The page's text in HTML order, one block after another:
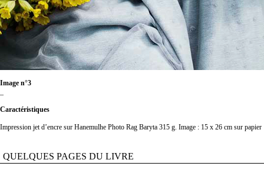
Image n°3
Caractéristiques
Impression jet d’encre sur Hanemulhe Photo Rag Baryta 315 g. Image : 15 x 26 cm sur
QUELQUES PAGES DU LIVRE